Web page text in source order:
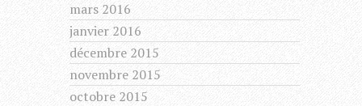
mars 2016
janvier 2016
décembre 2015
novembre 2015
octobre 2015